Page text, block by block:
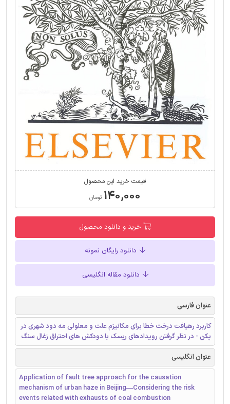
قیمت خرید این محصول
۱۴۰,۰۰۰ تومان
خرید و دانلود محصول
دانلود رایگان نمونه
دانلود مقاله انگلیسی
عنوان فارسی
کاربرد رهیافت درخت خطا برای مکانیزم علت و معلولی مه ‌دود شهری در
پکن - در نظر گرفتن رویدادهای ریسک با دودکش های احتراق زغال سنگ
عنوان انگلیسی
Application of fault tree approach for the causation
mechanism of urban haze in Beijing—Considering the risk
events related with exhausts of coal combustion